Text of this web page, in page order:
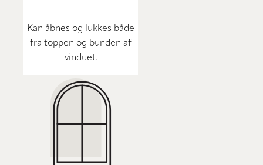
Kan åbnes og lukkes både
fra toppen og bunden af
vinduet.